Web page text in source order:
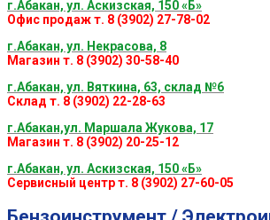
г.Абакан, ул. Аскизская, 150 «Б»
Офис продаж т. 8 (3902) 27-78-02
г.Абакан, ул. Некрасова, 8
Магазин т. 8 (3902) 30-58-40
г.Абакан, ул. Вяткина, 63, склад №6
Склад т. 8 (3902) 22-28-63
г.Абакан,ул. Маршала Жукова, 17
Магазин т. 8 (3902) 20-25-12
г.Абакан, ул. Аскизская, 150 «Б»
Сервисный центр т. 8 (3902) 27-60-05